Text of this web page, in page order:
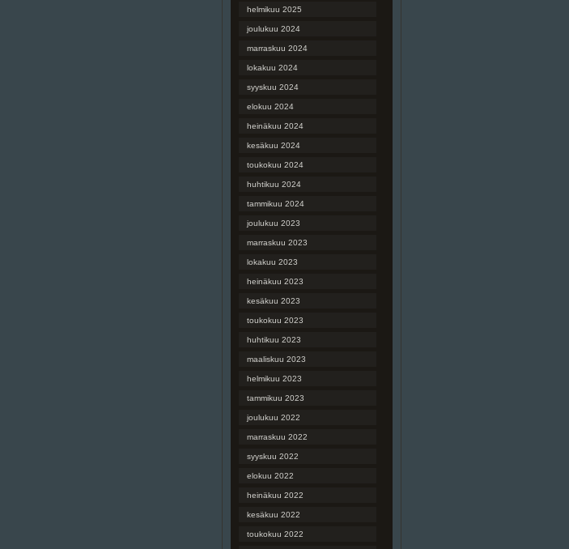
helmikuu 2025
joulukuu 2024
marraskuu 2024
lokakuu 2024
syyskuu 2024
elokuu 2024
heinäkuu 2024
kesäkuu 2024
toukokuu 2024
huhtikuu 2024
tammikuu 2024
joulukuu 2023
marraskuu 2023
lokakuu 2023
heinäkuu 2023
kesäkuu 2023
toukokuu 2023
huhtikuu 2023
maaliskuu 2023
helmikuu 2023
tammikuu 2023
joulukuu 2022
marraskuu 2022
syyskuu 2022
elokuu 2022
heinäkuu 2022
kesäkuu 2022
toukokuu 2022